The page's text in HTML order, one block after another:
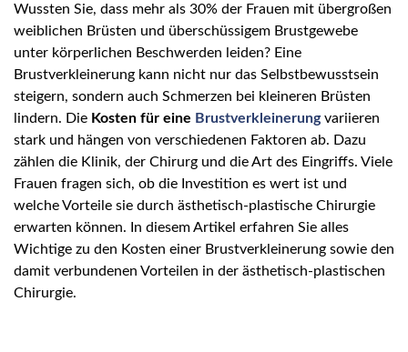
Wussten Sie, dass mehr als 30% der Frauen mit übergroßen
weiblichen Brüsten und überschüssigem Brustgewebe
unter körperlichen Beschwerden leiden? Eine
Brustverkleinerung kann nicht nur das Selbstbewusstsein
steigern, sondern auch Schmerzen bei kleineren Brüsten
lindern. Die Kosten für eine Brustverkleinerungvariieren
stark und hängen von verschiedenen Faktoren ab. Dazu
zählen die Klinik, der Chirurg und die Art des Eingriffs. Viele
Frauen fragen sich, ob die Investition es wert ist und
welche Vorteile sie durch ästhetisch-plastische Chirurgie
erwarten können. In diesem Artikel erfahren Sie alles
Wichtige zu den Kosten einer Brustverkleinerung sowie den
damit verbundenen Vorteilen in der ästhetisch-plastischen
Chirurgie.